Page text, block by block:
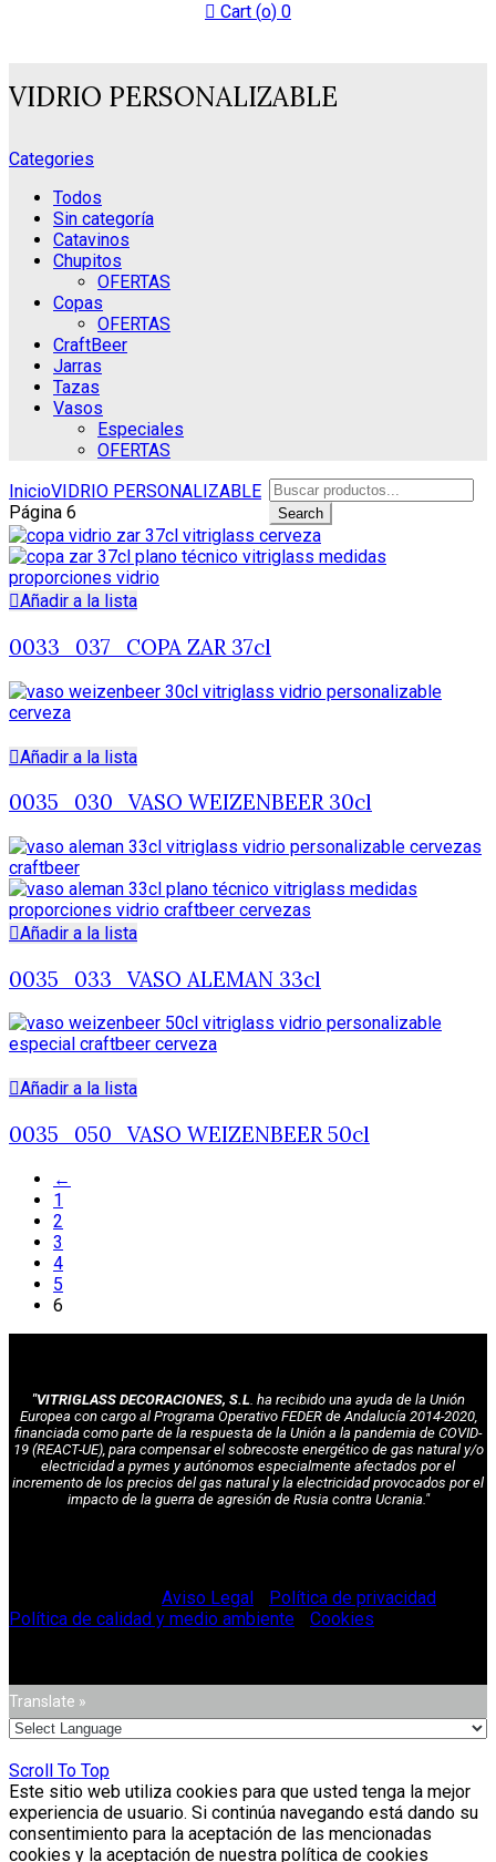
Cart (o) 0
VIDRIO PERSONALIZABLE
Categories
Todos
Sin categoría
Catavinos
Chupitos
OFERTAS
Copas
OFERTAS
CraftBeer
Jarras
Tazas
Vasos
Especiales
OFERTAS
InicioVIDRIO PERSONALIZABLE
Página 6
Search
for:
Search
Añadir a la lista
0033_037_COPA ZAR 37cl
Añadir a la lista
0035_030_VASO WEIZENBEER 30cl
Añadir a la lista
0035_033_VASO ALEMAN 33cl
Añadir a la lista
0035_050_VASO WEIZENBEER 50cl
←
1
2
3
4
5
6
"VITRIGLASS DECORACIONES, S.L . ha recibido una ayuda de la Unión
Europea con cargo al Programa Operativo FEDER de Andalucía 2014-2020,
financiada como parte de la respuesta de la Unión a la pandemia de COVID-
19 (REACT-UE), para compensar el sobrecoste energético de gas natural y/o
electricidad a pymes y autónomos especialmente afectados por el
incremento de los precios del gas natural y la electricidad provocados por el
impacto de la guerra de agresión de Rusia contra Ucrania."
Aviso Legal Política de privacidad
Política de calidad y medio ambiente
Cookies
Translate »
Scroll To Top
Este sitio web utiliza cookies para que usted tenga la mejor
experiencia de usuario. Si continúa navegando está dando su
consentimiento para la aceptación de las mencionadas
cookies y la aceptación de nuestra política de cookies